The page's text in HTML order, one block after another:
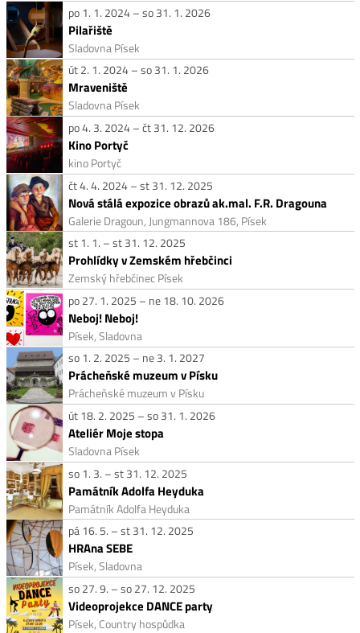
po 1. 1. 2024 – so 31. 1. 2026
Pilařiště
Sladovna Písek
út 2. 1. 2024 – so 31. 1. 2026
Mraveniště
Sladovna Písek
po 4. 3. 2024 – čt 31. 12. 2026
Kino Portyč
kino Portyč
čt 4. 4. 2024 – st 31. 12. 2025
Nová stálá expozice obrazů ak.mal. F.R. Dragouna
Galerie Dragoun, Jungmannova 186, Písek
st 1. 1. – st 31. 12. 2025
Prohlídky v Zemském hřebčinci
Zemský hřebčinec Písek
po 27. 1. 2025 – ne 18. 10. 2026
Neboj! Neboj!
Písek, Sladovna
so 1. 2. 2025 – ne 3. 1. 2027
Prácheňské muzeum v Písku
Prácheňské muzeum v Písku
út 18. 2. 2025 – so 31. 1. 2026
Ateliér Moje stopa
Sladovna Písek
so 1. 3. – st 31. 12. 2025
Památník Adolfa Heyduka
Památník Adolfa Heyduka
pá 16. 5. – st 31. 12. 2025
HRAna SEBE
Písek, Sladovna
so 27. 9. – so 27. 12. 2025
Videoprojekce DANCE party
Písek, Country hospůdka